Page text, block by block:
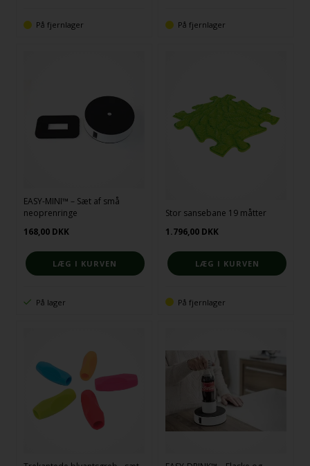
På fjernlager På fjernlager
EASY-MINI™ – Sæt af små
neoprenringe
168,00 DKK
På lager
Stor sansebane 19 måtter
1.796,00 DKK
På fjernlager